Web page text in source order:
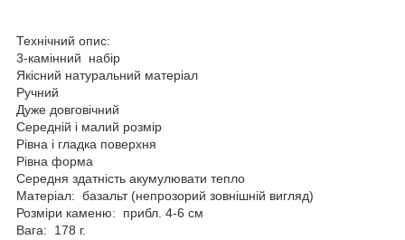
Технічний опис:
3-камінний набір
Якісний натуральний матеріал
Ручний
Дуже довговічний
Середній і малий розмір
Рівна і гладка поверхня
Рівна форма
Середня здатність акумулювати тепло
Матеріал: базальт (непрозорий зовнішній вигляд)
Розміри каменю: прибл. 4-6 см
Вага: 178 г.